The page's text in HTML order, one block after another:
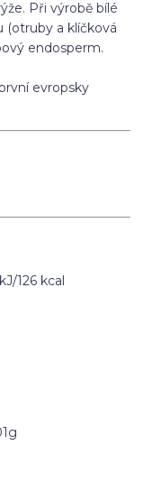
Při výrobě bílé
(otruby a klíčková
endosperm.
evropsky
126 kcal